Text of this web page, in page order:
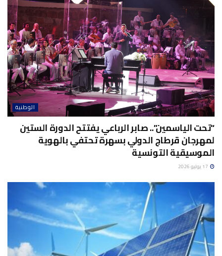
الوطنية
“تحت الياسمين”.. صابر الرباعي يفتتح الدورة الستين
لمهرجان قرطاج الدولي بسهرة تحتفي بالهوية
الموسيقية التونسية